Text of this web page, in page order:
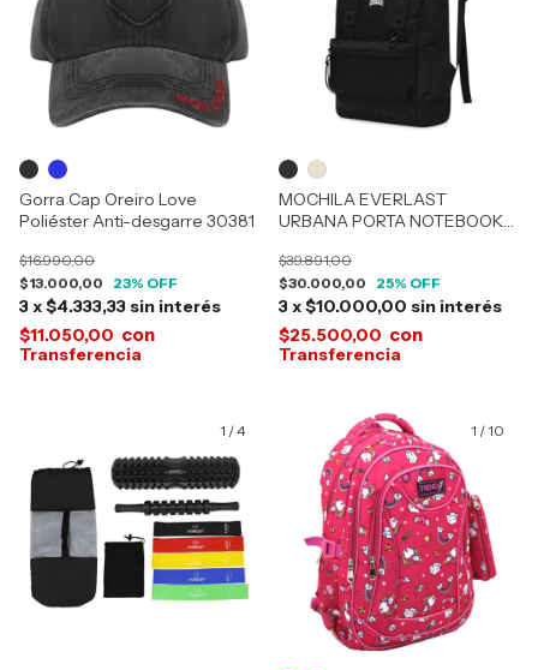
Gorra Cap Oreiro Love
Poliéster Anti-desgarre 30381
$13.000,00
$16.990,00
23% OFF
3x$4.333,33 sin interés
$11.050,00 con
MOCHILA EVERLAST
URBANA PORTA NOTEBOOK
$30.000,00
$39.891,00
25% OFF
3x$10.000,00 sin interés
$25.500,00 con
1 /4 1 /10